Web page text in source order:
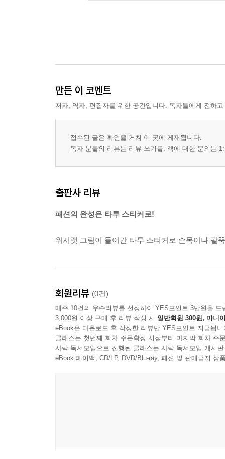
만든 이 코멘트
저자, 역자, 편집자를 위한 공간입니다. 독자들에게 전하
접수된 글은 확인을 거쳐 이 곳에 게재됩니다.
독자 분들의 리뷰는 리뷰 쓰기를, 책에 대한 문의는
출판사 리뷰
패션의 완성은 타투 스티커로!
위시캣 그림이 들어간 타투 스티커로 손목이나 팔
회원리뷰 (0건)
매주 10건의 우수리뷰를 선정하여 YES포인트 3만원을 드
3,000원 이상 구매 후 리뷰 작성 시 일반회원 300원, 마니
eBook은 다운로드 후 작성한 리뷰만 YES포인트 지급됩니
클래스는 첫번째 회차 주문확정 시점부터 마지막 회차 주
사락 독서모임으로 진행된 클래스는 사락 독서모임 게시
eBook 페이백, CD/LP, DVD/Blu-ray, 패션 및 판매금지 상